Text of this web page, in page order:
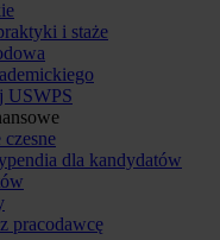
i staże
USWPS
dla kandydatów
pracodawcę